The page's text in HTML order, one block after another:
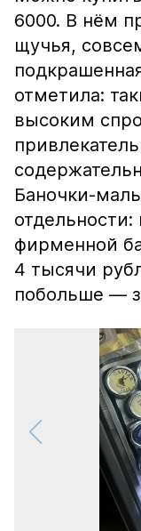
6000. В нём
щучья,
отметила:
высоким
Баночки-
фирменной
4 тысячи
побольше —